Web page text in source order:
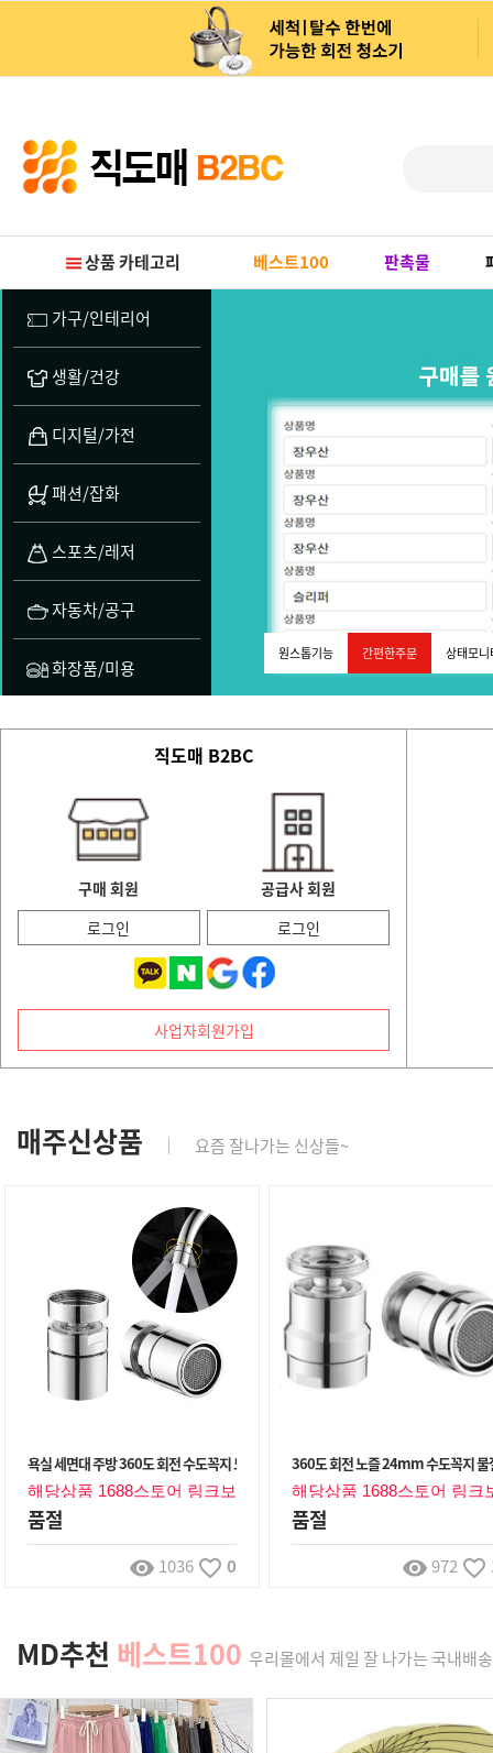
Prev Next
상품 카테고리 베스트100 판촉물
원스톱기능 간편한주문 상태모니
가구/인테리어
생활/건강
디지털/가전
패션/잡화
스포츠/레저
자동차/공구
화장품/미용
직도매 B2BC
구매 회원
로그인
공급사 회원
로그인
사업자회원가입
매주신상품 ｜ 요즘 잘나가는 신상들~
욕실 세면대 주방 360도 회전 수도꼭지 노즐
해당상품 1688스토어 링크보
기
품절
remove_red_eye 1036 favorite_border 0
360도 회전 노즐 24mm 수도꼭지 물
해당상품 1688스토어 링크
기
품절
remove_red_eye972 favorite_border
MD추천 베스트100 우리몰에서 제일 잘 나가는 국내배